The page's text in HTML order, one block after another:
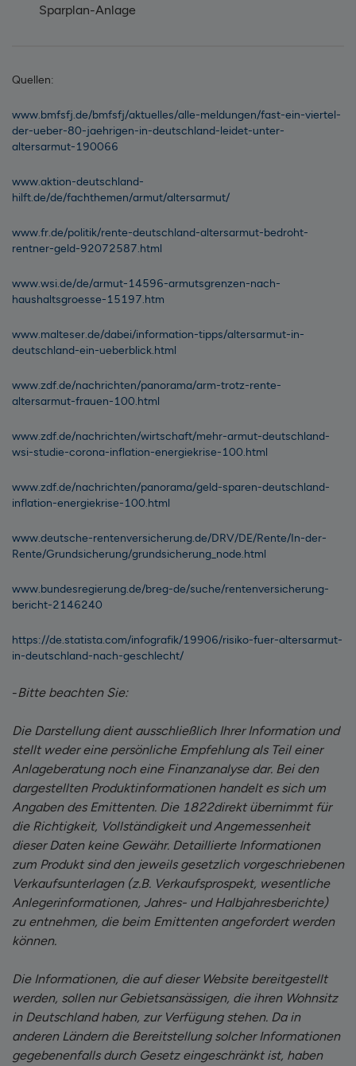
Sparplan-Anlage
Quellen:
www.bmfsfj.de/bmfsfj/aktuelles/alle-meldungen/fast-ein-viertel-
der-ueber-80-jaehrigen-in-deutschland-leidet-unter-
altersarmut-190066
www.aktion-deutschland-
hilft.de/de/fachthemen/armut/altersarmut/
www.fr.de/politik/rente-deutschland-altersarmut-bedroht-
rentner-geld-92072587.html
www.wsi.de/de/armut-14596-armutsgrenzen-nach-
haushaltsgroesse-15197.htm
www.malteser.de/dabei/information-tipps/altersarmut-in-
deutschland-ein-ueberblick.html
www.zdf.de/nachrichten/panorama/arm-trotz-rente-
altersarmut-frauen-100.html
www.zdf.de/nachrichten/wirtschaft/mehr-armut-deutschland-
wsi-studie-corona-inflation-energiekrise-100.html
www.zdf.de/nachrichten/panorama/geld-sparen-deutschland-
inflation-energiekrise-100.html
www.deutsche-rentenversicherung.de/DRV/DE/Rente/In-der-
Rente/Grundsicherung/grundsicherung_node.html
www.bundesregierung.de/breg-de/suche/rentenversicherung-
bericht-2146240
https://de.statista.com/infografik/19906/risiko-fuer-altersarmut-
in-deutschland-nach-geschlecht/
-Bitte beachten Sie:
Die Darstellung dient ausschließlich Ihrer Information und
stellt weder eine persönliche Empfehlung als Teil einer
Anlageberatung noch eine Finanzanalyse dar. Bei den
dargestellten Produktinformationen handelt es sich um
Angaben des Emittenten. Die 1822direkt übernimmt für
die Richtigkeit, Vollständigkeit und Angemessenheit
dieser Daten keine Gewähr. Detaillierte Informationen
zum Produkt sind den jeweils gesetzlich vorgeschriebenen
Verkaufsunterlagen (z.B. Verkaufsprospekt, wesentliche
Anlegerinformationen, Jahres- und Halbjahresberichte)
zu entnehmen, die beim Emittenten angefordert werden
können.
Die Informationen, die auf dieser Website bereitgestellt
werden, sollen nur Gebietsansässigen, die ihren Wohnsitz
in Deutschland haben, zur Verfügung stehen. Da in
anderen Ländern die Bereitstellung solcher Informationen
gegebenenfalls durch Gesetz eingeschränkt ist, haben